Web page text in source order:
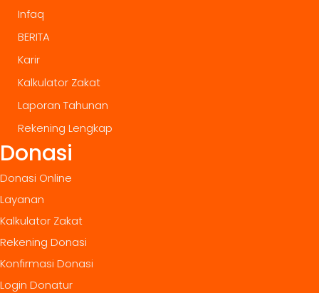
Infaq
BERITA
Karir
Kalkulator Zakat
Laporan Tahunan
Rekening Lengkap
Donasi
Donasi Online
Layanan
Kalkulator Zakat
Rekening Donasi
Konfirmasi Donasi
Login Donatur